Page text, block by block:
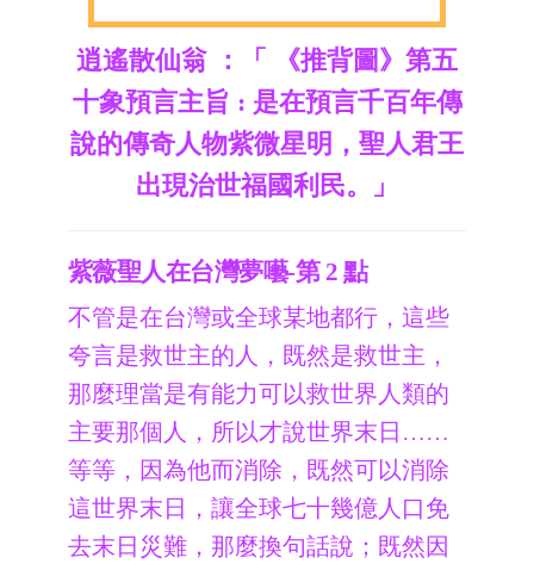
逍遙散仙翁 ：「 《推背圖》第五
十象預言主旨 : 是在預言千百年傳
說的傳奇人物紫微星明，聖人君王
出現治世福國利民。」
紫薇聖人在台灣夢囈-第 2 點
不管是在台灣或全球某地都行，這些
夸言是救世主的人，既然是救世主，
那麼理當是有能力可以救世界人類的
主要那個人，所以才說世界末日……
等等，因為他而消除，既然可以消除
這世界末日，讓全球七十幾億人口免
去末日災難，那麼換句話說；既然因